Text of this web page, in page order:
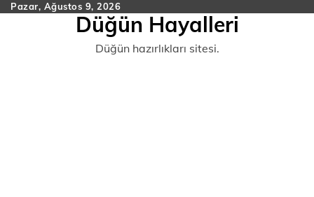
SkipPazar, Ağustos 9, 2026
Düğün Hayalleri
Düğün hazırlıkları sitesi.